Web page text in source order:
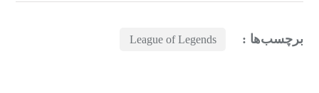
برچسب‌ها : League of Legends